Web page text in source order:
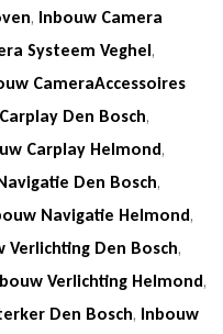
, Inbouw Camera
Systeem Veghel,
CameraAccessoires
Den Bosch,
Carplay Helmond,
Den Bosch,
Navigatie Helmond,
Verlichting Den Bosch,
Verlichting Helmond,
Den Bosch, Inbouw